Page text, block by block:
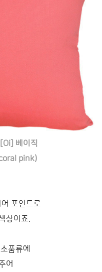
베이직
pink)
포인트로
상이죠.
품류에
어